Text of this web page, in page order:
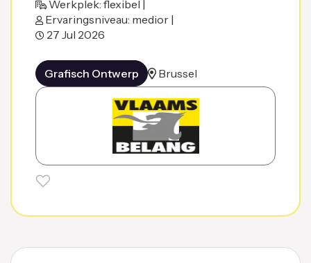
Werkplek: flexibel |
Ervaringsniveau: medior |
27 Jul 2026
Grafisch Ontwerp Brussel